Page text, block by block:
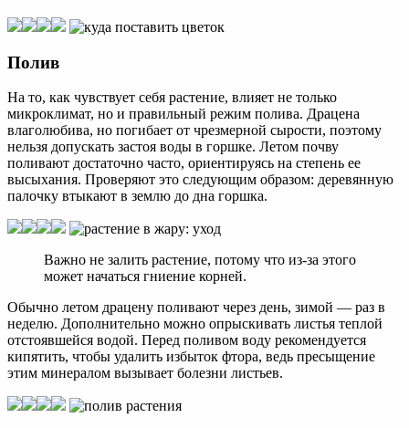
Полив
На то, как чувствует себя растение, влияет не только
микроклимат, но и правильный режим полива. Драцена
влаголюбива, но погибает от чрезмерной сырости, поэтому
нельзя допускать застоя воды в горшке. Летом почву
поливают достаточно часто, ориентируясь на степень ее
высыхания. Проверяют это следующим образом: деревянную
палочку втыкают в землю до дна горшка.
Важно не залить растение, потому что из-за этого
может начаться гниение корней.
Обычно летом драцену поливают через день, зимой — раз в
неделю. Дополнительно можно опрыскивать листья теплой
отстоявшейся водой. Перед поливом воду рекомендуется
кипятить, чтобы удалить избыток фтора, ведь пресыщение
этим минералом вызывает болезни листьев.